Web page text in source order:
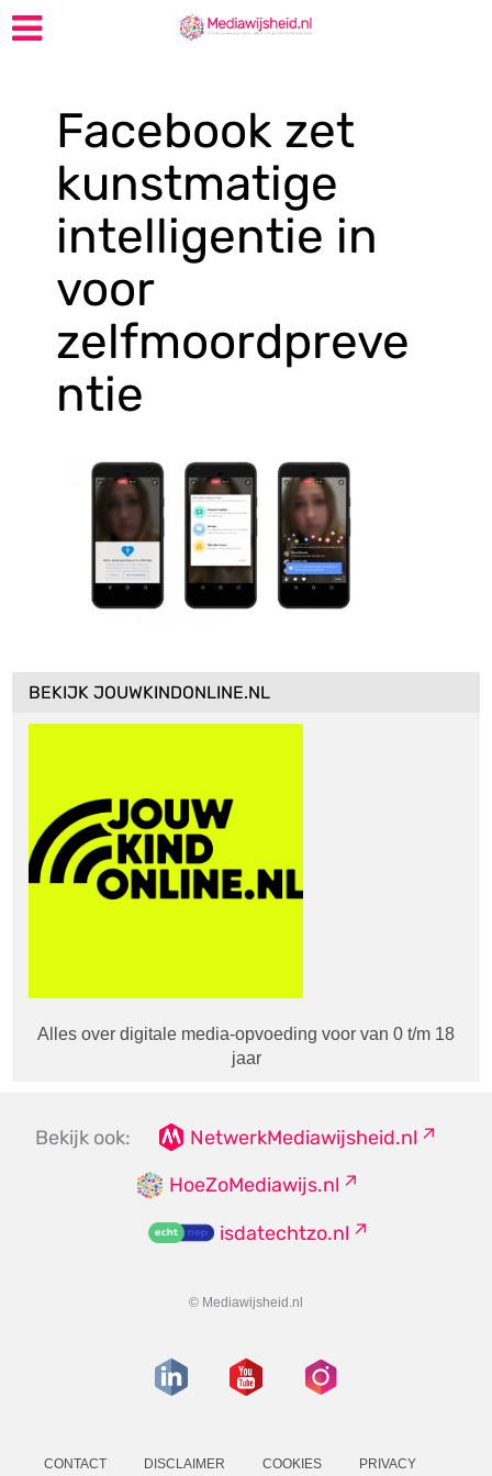
Facebook zet
kunstmatige
intelligentie in
voor
zelfmoordpreve
ntie
BEKIJK JOUWKINDONLINE.NL
Alles over digitale media-opvoeding voor van 0 t/m 18
jaar
Bekijk ook:
NetwerkMediawijsheid.nl
HoeZoMediawijs.nl
isdatechtzo.nl
© Mediawijsheid.nl
CONTACT DISCLAIMER COOKIES PRIVACY